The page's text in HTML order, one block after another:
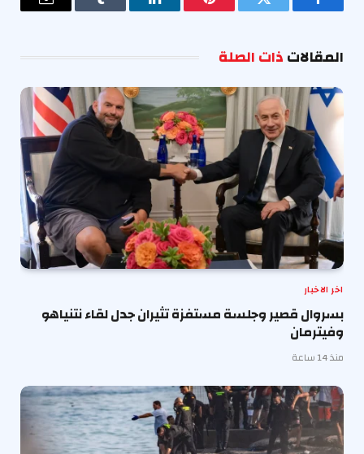
فيسبوك تويتر بينتيريستلينكدإن Tumblr
البريد
المقالاتذات الصلة
اخر الاخبار
بسروال قصير وجلسة مستفزة تثيران جدل لقاء نتنياهو
وفيترمان
منذ 14 ساعة